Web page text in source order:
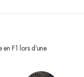
F1 lors d’une